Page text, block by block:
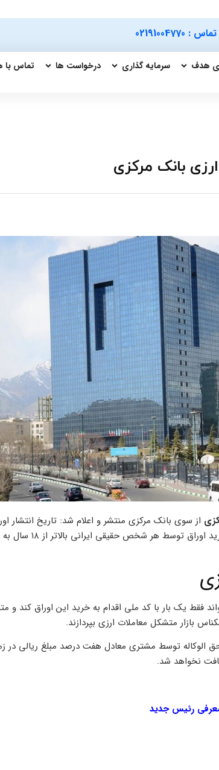
تماس : 02191004770
هدف سرمایه گذاری درخواست ها تماس
بانک مرکزی
آبان‌ با سر رسید سه ماهه بوده و
فقط یک بار با کد ملی اقدام به خرید این اوراق کند و
بازار متشکل معاملات ارزی بپردازند.
الوکاله توسط مشتری معادل هفت درصد مبلغ ریالی
نخواهد شد.
رئیس جدید